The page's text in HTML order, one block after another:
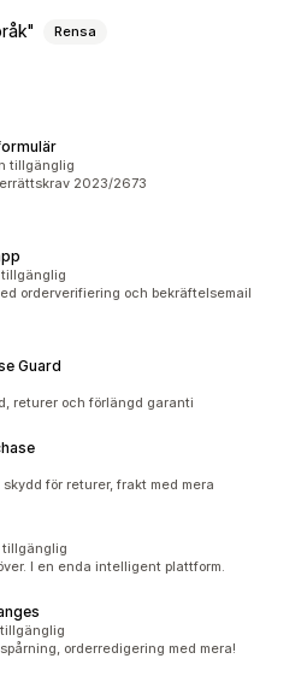
Rensa
tillgänglig
2023/2673
orderverifiering och bekräftelsemail
Guard
returer och förlängd garanti
för returer, frakt med mera
tillgänglig
I en enda intelligent plattform.
orderredigering med mera!